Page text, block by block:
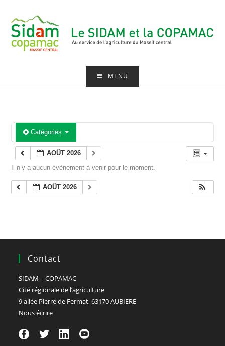
content
MENU
Catégories
AOÛT 2026
Il n’y a aucun évènement à venir pour le moment.
AOÛT 2026
Contact
SIDAM – COPAMAC
Cité régionale de l’agriculture
9 allée Pierre de Fermat, 63170 AUBIERE
Nous écrire